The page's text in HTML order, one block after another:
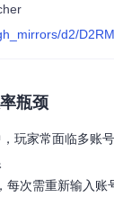
d2/
瓶颈
玩家常面临多账
次需重新输入